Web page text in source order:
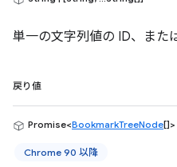
単一の文字列値の ID、また
戻り値
Promise<BookmarkTreeNode[]>
Chrome 90 以降